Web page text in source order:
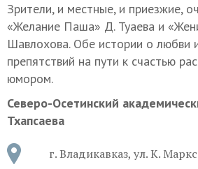
Зрители, и местные, и приезжие,
«Желание Паша» Д. Туаева и
Шавлохова. Обе истории о любви
препятствий на пути к счастью
юмором.
Северо-Осетинский
Тхапсаева
г. Владикавказ, ул. К.